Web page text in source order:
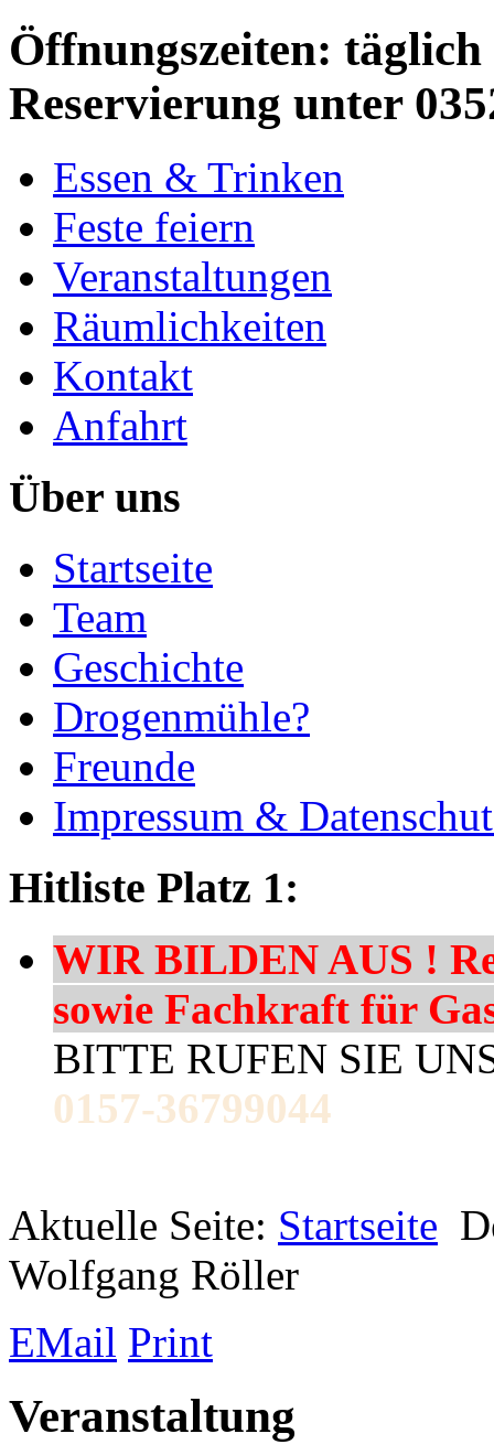
Öffnungszeiten: täglich
Reservierung unter
Essen & Trinken
Feste feiern
Veranstaltungen
Räumlichkeiten
Kontakt
Anfahrt
Über uns
Startseite
Team
Geschichte
Drogenmühle?
Freunde
Impressum &
Hitliste Platz 1:
WIR BILDEN AUS !
sowie Fachkraft für
BITTE RUFEN SIE
0157-36799044
Aktuelle Seite: Startseite
Wolfgang Röller
EMail Print
Veranstaltung